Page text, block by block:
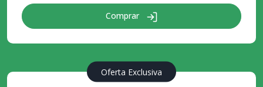
Comprar
Oferta Exclusiva